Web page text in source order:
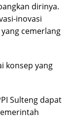
dirinya.
inovasi
cemerlang
konsep yang
Sulteng dapat